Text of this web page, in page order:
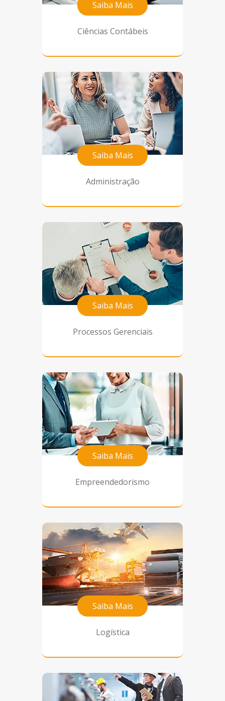
Saiba Mais
Ciências Contábeis
Saiba Mais
Administração
Saiba Mais
Processos Gerenciais
Saiba Mais
Empreendedorismo
Saiba Mais
Logística